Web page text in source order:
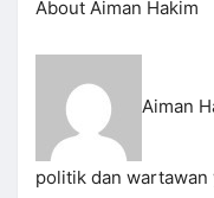
About Aiman Hakim
Aiman
politik dan